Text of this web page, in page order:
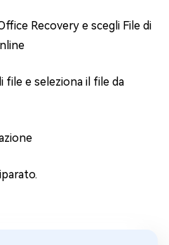
Recovery e scegli File di
file e seleziona il file da